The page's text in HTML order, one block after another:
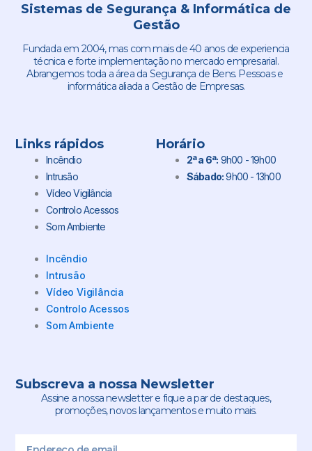
Sistemas de Segurança & Informática de
Gestão
Fundada em 2004, mas com mais de 40 anos de experiencia
técnica e forte implementação no mercado empresarial.
Abrangemos toda a área da Segurança de Bens. Pessoas e
informática aliada a Gestão de Empresas.
Links rápidos
Incêndio
Intrusão
Vídeo Vigilância
Controlo Acessos
Som Ambiente
Incêndio
Intrusão
Vídeo Vigilância
Controlo Acessos
Som Ambiente
Horário
2ª a 6ª: 9h00 - 19h00
Sábado:9h00 - 13h00
Subscreva a nossa Newsletter
Assine a nossa newsletter e fique a par de destaques,
promoções, novos lançamentos e muito mais.